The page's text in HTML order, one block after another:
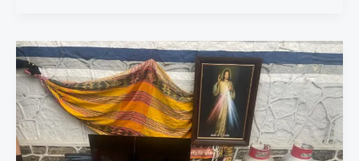
y
decomisan
armas
de
fuego
tras